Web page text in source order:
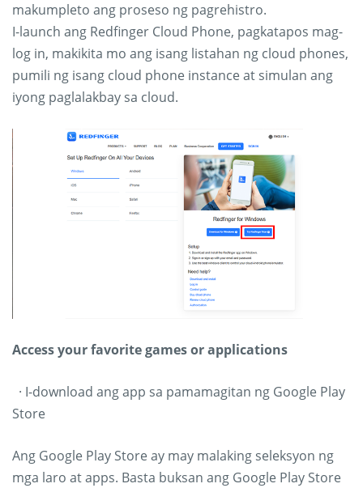
makumpleto ang proseso ng pagrehistro.
I-launch ang Redfinger Cloud Phone, pagkatapos mag-
log in, makikita mo ang isang listahan ng cloud phones,
pumili ng isang cloud phone instance at simulan ang
iyong paglalakbay sa cloud.
Access your favorite games or applications
· I-download ang app sa pamamagitan ng Google Play
Store
Ang Google Play Store ay may malaking seleksyon ng
mga laro at apps. Basta buksan ang Google Play Store